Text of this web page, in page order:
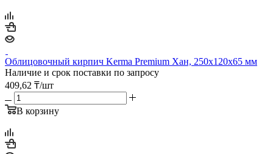
Облицовочный кирпич Kerma Premium Хан, 250х120х65 мм
Наличие и срок поставки по запросу
409,62 ₸/шт
В корзину